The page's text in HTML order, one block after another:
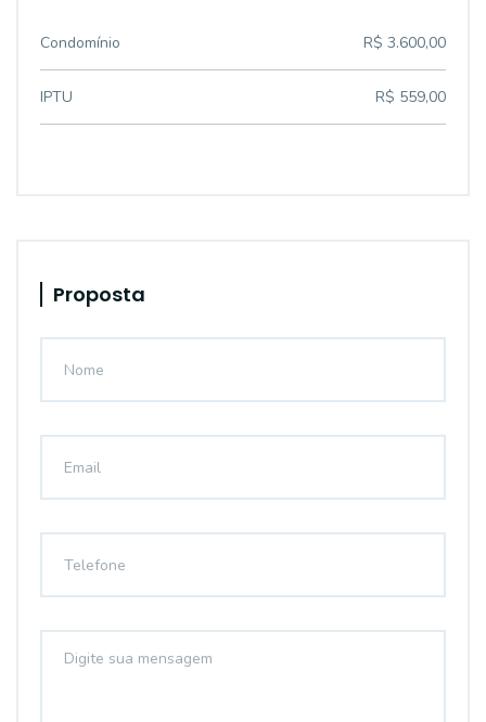
Condomínio R$ 3.600,00
IPTU R$ 559,00
Proposta